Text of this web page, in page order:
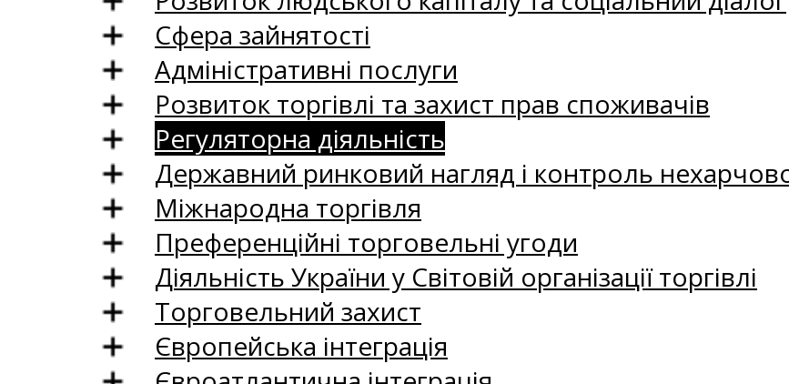
Сфера зайнятості
Адміністративні послуги
Розвиток торгівлі та захист прав споживачів
Регуляторна діяльність
Державний ринковий нагляд і контроль
Міжнародна торгівля
Преференційні торговельні угоди
Діяльність України у Світовій організації торгівлі
Торговельний захист
Європейська інтеграція